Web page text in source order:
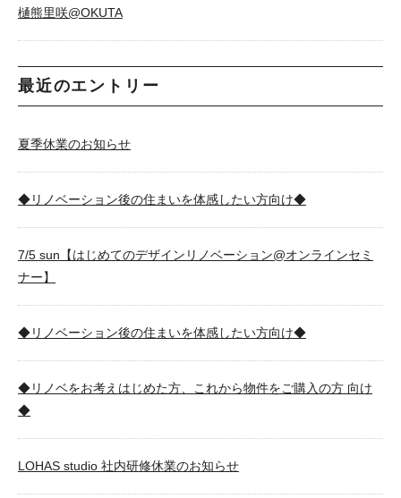
樋熊里咲@OKUTA
最近のエントリー
夏季休業のお知らせ
◆リノベーション後の住まいを体感したい方向け◆
7/5 sun【はじめてのデザインリノベーション@オンラインセミ
ナー】
◆リノベーション後の住まいを体感したい方向け◆
◆リノベをお考えはじめた方、これから物件をご購入の方 向け
◆
LOHAS studio 社内研修休業のお知らせ